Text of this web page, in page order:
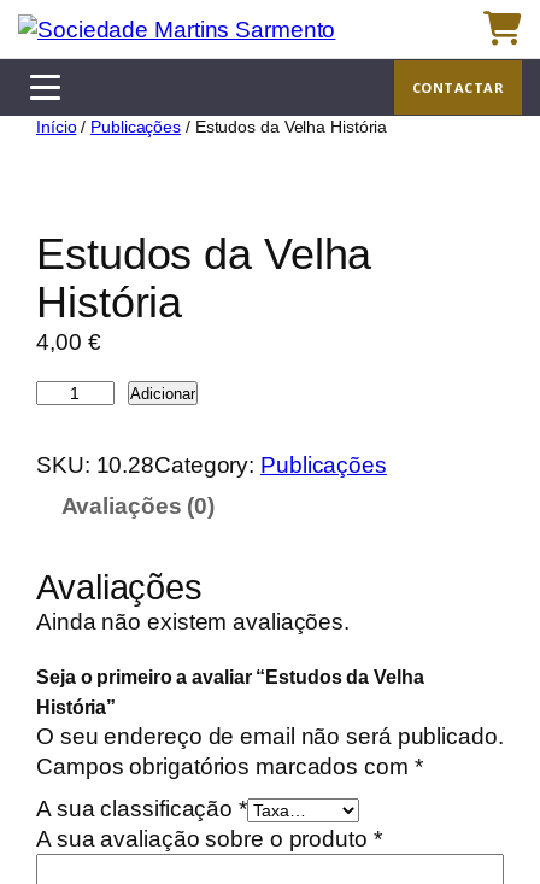
Saltar
para
conteúdo
CONTACTAR
Início/ Publicações / Estudos da Velha História
Estudos da Velha
História
4,00 €
a
d
a
d
e
d
e
E
t
u
Adicionar
SKU: 10.28Category: Publicações
Avaliações (0)
Avaliações
Ainda não existem avaliações.
Seja o primeiro a avaliar “Estudos da Velha
História”
O seu endereço de email não será publicado.
Campos obrigatórios marcados com *
A sua classificação *
A sua avaliação sobre o produto *